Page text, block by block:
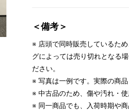
＜備考＞
※ 店頭で同時販売しているた
グによっては売り切れとなる
ださい。
※ 写真は一例です。実際の商品
※ 中古品のため、傷や汚れ・使
※ 同一商品でも、入荷時期や